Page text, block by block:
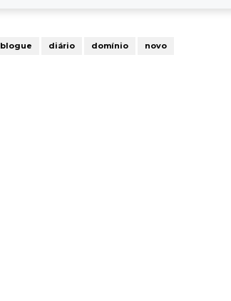
blogue diário domínio novo